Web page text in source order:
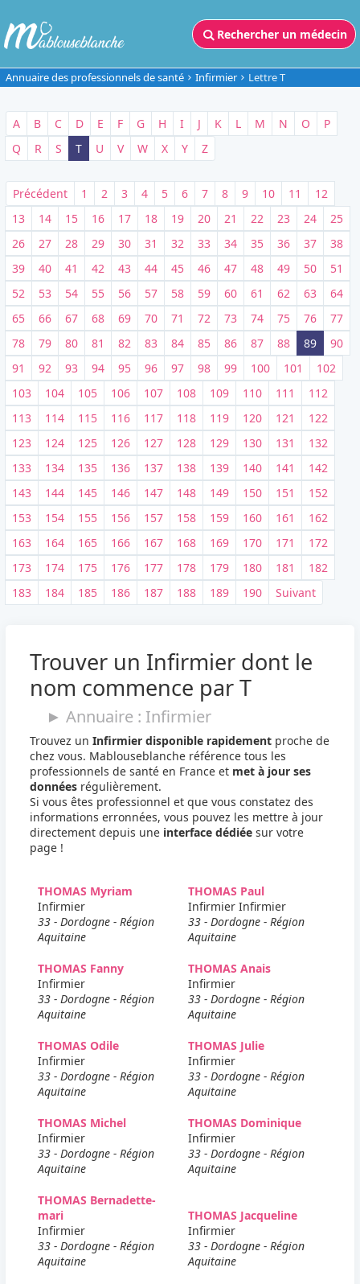
Rechercher un médecin
Annuaire des professionnels de santé Infirmier Lettre T
A B C D E F G H I J K L M N O
P
Q
R S T U V W X Y Z
Précédent 1 2 3 4 5 6 7 8 9 10 11
12
13
14 15 16 17 18 19 20 21 22 23 24
25
26
27 28 29 30 31 32 33 34 35 36 37
38
39
40 41 42 43 44 45 46 47 48 49 50
51
52
53 54 55 56 57 58 59 60 61 62 63
64
65
66 67 68 69 70 71 72 73 74 75 76
77
78
79 80 81 82 83 84 85 86 87 88 89
90
91
92 93 94 95 96 97 98 99 100 101
102
103
104 105 106 107 108 109 110 111
112
113
114 115 116 117 118 119 120 121
122
123
124 125 126 127 128 129 130 131
132
133
134 135 136 137 138 139 140 141
142
143
144 145 146 147 148 149 150 151
152
153
154 155 156 157 158 159 160 161
162
163
164 165 166 167 168 169 170 171
172
173
174 175 176 177 178 179 180 181
182
183
184 185 186 187 188 189 190 Suivant
Trouver un Infirmier dont le
nom commence par T
► Annuaire : Infirmier
Trouvez unInfirmier disponible rapidement proche de
chez vous. Mablouseblanche référence tous les
professionnels de santé en France et met à jour ses
données régulièrement.
Si vous êtes professionnel et que vous constatez des
informations erronnées, vous pouvez les mettre à jour
directement depuis une interface dédiée sur votre
page !
THOMAS Myriam
Infirmier
33 - Dordogne - Région
Aquitaine
THOMAS Paul
Infirmier Infirmier
33 - Dordogne - Région
Aquitaine
THOMAS Fanny
Infirmier
33 - Dordogne - Région
Aquitaine
THOMAS Anais
Infirmier
33 - Dordogne - Région
Aquitaine
THOMAS Odile
Infirmier
33 - Dordogne - Région
Aquitaine
THOMAS Julie
Infirmier
33 - Dordogne - Région
Aquitaine
THOMAS Michel
Infirmier
33 - Dordogne - Région
Aquitaine
THOMAS Dominique
Infirmier
33 - Dordogne - Région
Aquitaine
THOMAS Bernadette-
mari
Infirmier
33 - Dordogne - Région
Aquitaine
THOMAS Jacqueline
Infirmier
33 - Dordogne - Région
Aquitaine